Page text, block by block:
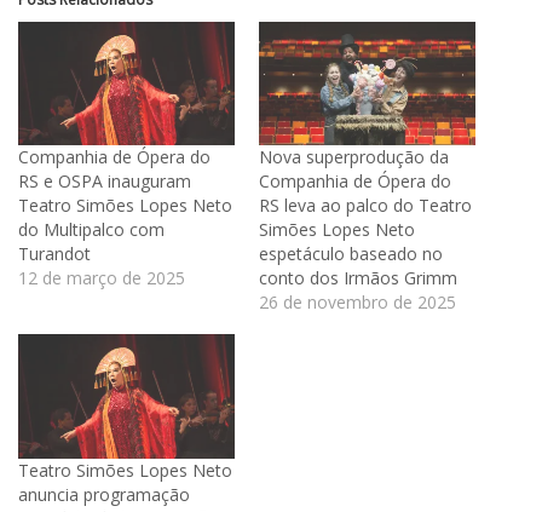
Companhia de Ópera do
RS e OSPA inauguram
Teatro Simões Lopes Neto
do Multipalco com
Turandot
12 de março de 2025
Nova superprodução da
Companhia de Ópera do
RS leva ao palco do Teatro
Simões Lopes Neto
espetáculo baseado no
conto dos Irmãos Grimm
26 de novembro de 2025
Teatro Simões Lopes Neto
anuncia programação